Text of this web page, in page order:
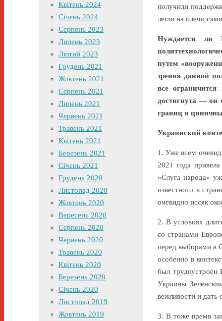
получили
легли на плечи
Нуждается ли
путем
зрения данной
все
достигнута — он
границ и
Украинский
1. Уже всем
2021 года
«Слуга народа»
известного в
очевидно иссяк
2. В условиях
со странами
перед выборами в
особенно в
был
Украины
вежливости и
3. В тоже время
Квітень 2024
Січень 2024
Серпень 2023
Липень 2023
Лютий 2023
Грудень 2021
Жовтень 2021
Серпень 2021
Липень 2021
Червень 2021
Травень 2021
Квітень 2021
Березень 2021
Січень 2021
Грудень 2020
Листопад 2020
Жовтень 2020
Вересень 2020
Серпень 2020
Червень 2020
Травень 2020
Квітень 2020
Березень 2020
Січень 2020
Листопад 2019
Жовтень 2019